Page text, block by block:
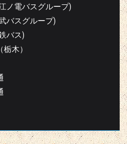
ノ電バスグループ)
バスグループ)
バス)
木）